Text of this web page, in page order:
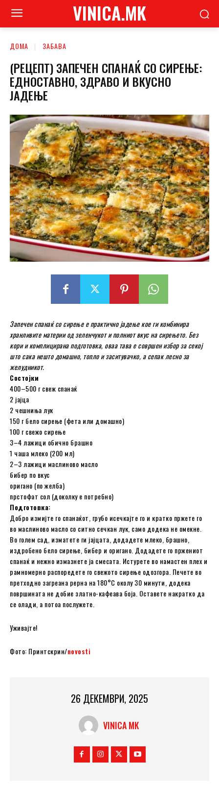
VINICA.MK
ДОМА ЗАБАВА
(РЕЦЕПТ) ЗАПЕЧЕН СПАНАЌ СО СИРЕЊЕ:
ЕДНОСТАВНО, ЗДРАВО И ВКУСНО
ЈАДЕЊЕ
Запечен спанаќ со сирење е практично јадење кое ги комбинира
хранливите материи од зеленчукот и полниот вкус на сирењето. Без
кори и комплицирана подготовка, оваа тава е совршен избор за секој
што сака нешто домашно, топло и заситувачко, а сепак лесно за
желудникот.
Состојки
400–500 г свеж спанаќ
2 јајца
2 чешниња лук
150 г бело сирење (фета или домашно)
100 г свежо сирење
3–4 лажици обично брашно
1 чаша млеко (200 мл)
2–3 лажици маслиново масло
бибер по вкус
оригано (по желба)
прстофат сол (доколку е потребно)
Подготовка:
Добро измијте го спанаќот, грубо исечкајте го и кратко пржете го
во маслиново масло со ситно сечкан лук, само додека не омекне.
Во голем сад, изматете ги јајцата, додадете млеко, брашно,
издробено бело сирење, бибер и оригано. Додадете го пржениот
спанаќ и нежно измазнете ја смесата. Истурете во намастен плех и
рамномерно распоредете го свежото сирење одозгора. Печете во
претходно загреана рерна на 180°C околу 30 минути, додека
површината не добие златно-кафеава боја. Оставете накратко да
се олади, а потоа послужете.
Уживајте!
Фото: Принтскрин/novosti
26 ДЕКЕМВРИ, 2025
VINICA MK